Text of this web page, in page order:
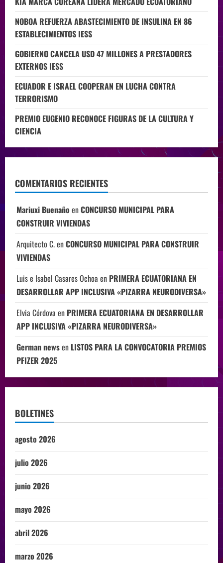
NOBOA REFUERZA ABASTECIMIENTO DE INSULINA EN 86
ESTABLECIMIENTOS IESS
GOBIERNO CANCELA USD 47 MILLONES A PRESTADORES
EXTERNOS IESS
ECUADOR E ISRAEL COOPERAN EN LUCHA CONTRA
TERRORISMO
PREMIO EUGENIO RECONOCE FIGURAS DE LA CULTURA Y
CIENCIA
COMENTARIOS RECIENTES
Mariuxi Buenaño enCONCURSO MUNICIPAL PARA
CONSTRUIR VIVIENDAS
Arquitecto C.enCONCURSO MUNICIPAL PARA CONSTRUIR
VIVIENDAS
Luis e Isabel Casares Ochoa en PRIMERA ECUATORIANA EN
DESARROLLAR APP INCLUSIVA «PIZARRA NEURODIVERSA»
Elvia Córdova en PRIMERA ECUATORIANA EN DESARROLLAR
APP INCLUSIVA «PIZARRA NEURODIVERSA»
German newsen LISTOS PARA LA CONVOCATORIA PREMIOS
PFIZER 2025
BOLETINES
agosto 2026
julio 2026
junio 2026
mayo 2026
abril 2026
marzo 2026